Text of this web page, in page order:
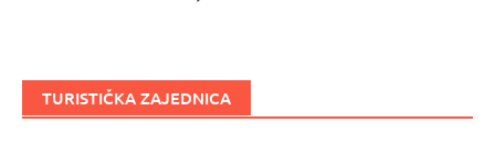
TURISTIČKA ZAJEDNICA